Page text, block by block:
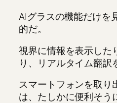
AIグラスの機能だけを
的だ。
視界に情報を表示した
り、リアルタイム翻訳
スマートフォンを取り
は、たしかに便利そう